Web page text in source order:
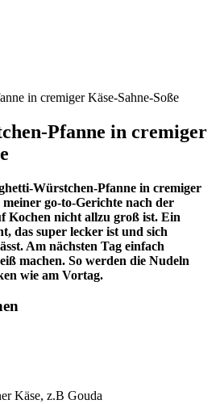
Pfanne in cremiger
Würstchen-Pfanne in cremiger
meiner go-to-Gerichte nach der
Kochen nicht allzu groß ist. Ein
das super lecker ist und sich
Am nächsten Tag einfach
machen. So werden die Nudeln
wie am Vortag.
Käse, z.B Gouda